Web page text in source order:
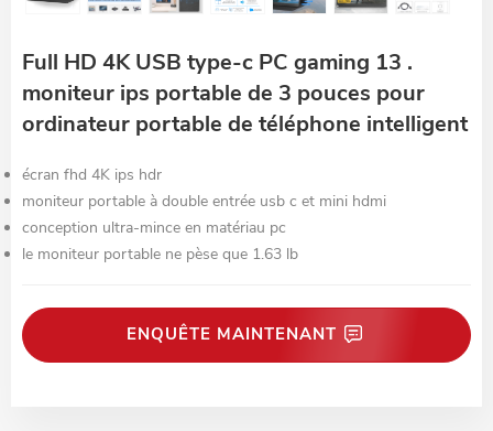
Full HD 4K USB type-c PC gaming 13 .
moniteur ips portable de 3 pouces pour
ordinateur portable de téléphone intelligent
écran fhd 4K ips hdr
moniteur portable à double entrée usb c et mini hdmi
conception ultra-mince en matériau pc
le moniteur portable ne pèse que 1.63 lb
ENQUÊTE MAINTENANT